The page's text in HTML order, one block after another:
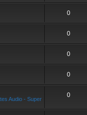
0
0
0
0
Audio - Super
0